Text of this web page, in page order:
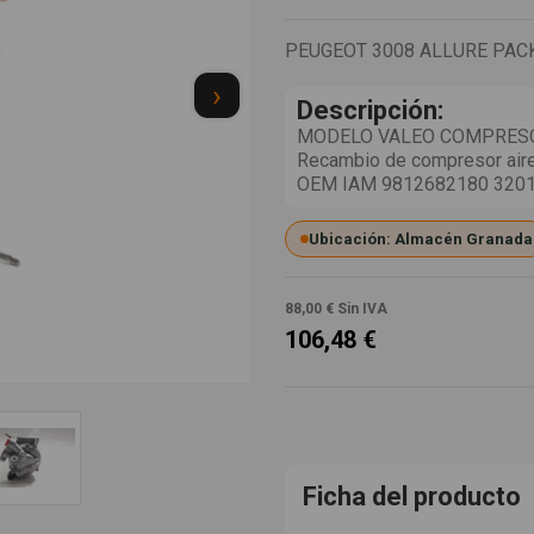
›
PEUGEOT 3008 ALLURE
Descripción:
MODELO VALEO
Recambio de compresor
OEM IAM 9812682180
Ubicación: Almacén Granada
88,00 € Sin IVA
106,48 €
Ficha del producto